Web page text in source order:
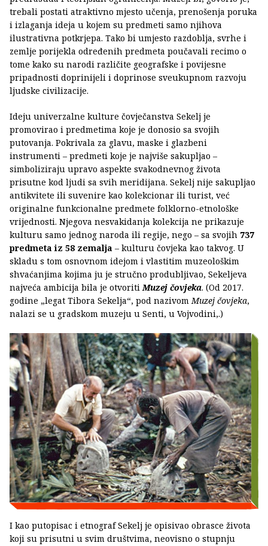
trebali postati atraktivno mjesto učenja, prenošenja poruka
i izlaganja ideja u kojem su predmeti samo njihova
ilustrativna potkrjepa. Tako bi umjesto razdoblja, svrhe i
zemlje porijekla određenih predmeta poučavali recimo o
tome kako su narodi različite geografske i povijesne
pripadnosti doprinijeli i doprinose sveukupnom razvoju
ljudske civilizacije.
Ideju univerzalne kulture čovječanstva Sekelj je
promovirao i predmetima koje je donosio sa svojih
putovanja. Pokrivala za glavu, maske i glazbeni
instrumenti – predmeti koje je najviše sakupljao –
simboliziraju upravo aspekte svakodnevnog života
prisutne kod ljudi sa svih meridijana. Sekelj nije sakupljao
antikvitete ili suvenire kao kolekcionar ili turist, već
originalne funkcionalne predmete folklorno-etnološke
vrijednosti. Njegova nesvakidanja kolekcija ne prikazuje
kulturu samo jednog naroda ili regije, nego – sa svojih 737
predmeta iz 58 zemalja – kulturu čovjeka kao takvog. U
skladu s tom osnovnom idejom i vlastitim muzeološkim
shvaćanjima kojima ju je stručno produbljivao, Sekeljeva
najveća ambicija bila je otvoritiMuzej čovjeka. (Od 2017.
godine „legat Tibora Sekelja“, pod nazivomMuzej čovjeka,
nalazi se u gradskom muzeju u Senti, u Vojvodini,.)
I kao putopisac i etnograf Sekelj je opisivao obrasce života
koji su prisutni u svim društvima, neovisno o stupnju